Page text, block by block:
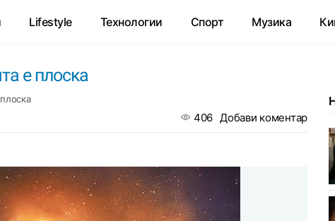
Lifestyle Технологии Спорт Музика
е плоска
406 Добави коментар